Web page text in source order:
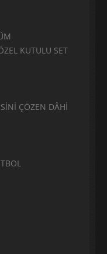
KUTULU SET
ÇÖZEN DÂHİ